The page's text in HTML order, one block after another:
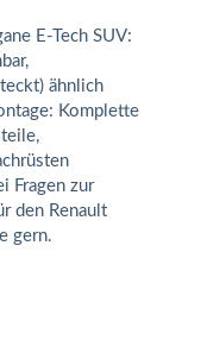
E-Tech SUV:
ähnlich
Komplette
Fragen zur
den Renault
gern.